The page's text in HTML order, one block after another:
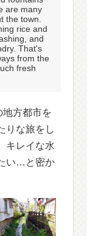
are many
the town.
rice and
and
That's
from the
fresh
地方都市を
りな旅をし
キレイな水
い…と密か